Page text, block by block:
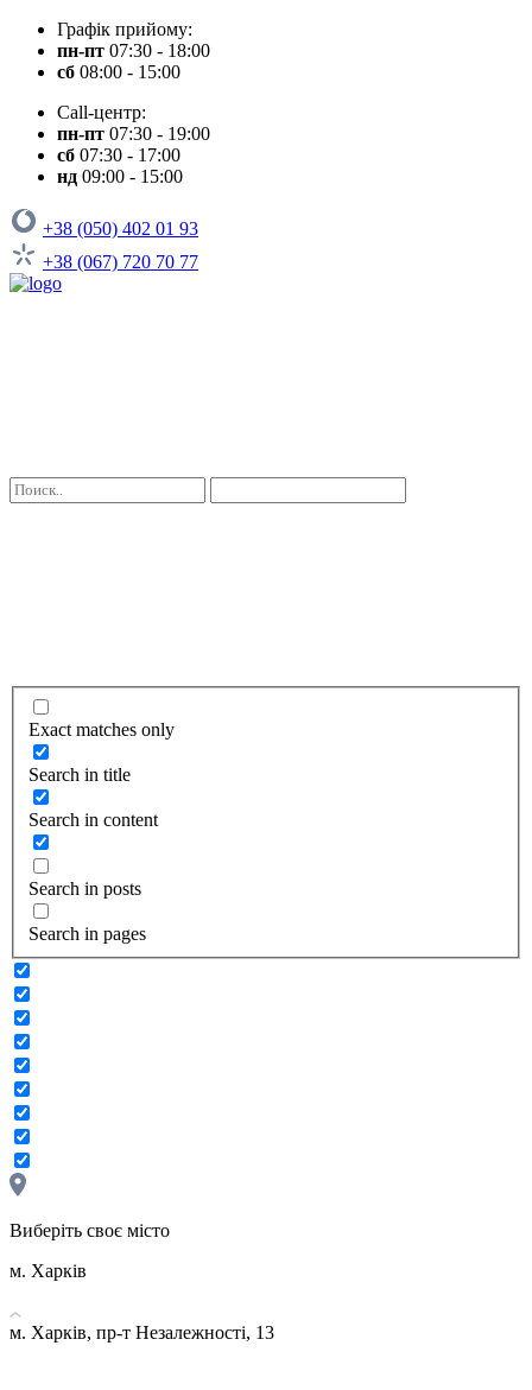
Графік прийому:
пн-пт 07:30 - 18:00
сб 08:00 - 15:00
Call-центр:
пн-пт 07:30 - 19:00
сб 07:30 - 17:00
нд 09:00 - 15:00
+38 (050) 402 01 93
+38 (067) 720 70 77
Exact matches only
Search in title
Search in content
Search in posts
Search in pages
Виберіть своє місто
м. Харків
м. Харків, пр-т Незалежності, 13